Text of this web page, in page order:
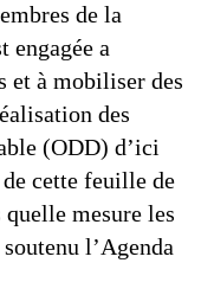
de la
engagée a
et à mobiliser des
des
(ODD) d’ici
cette feuille de
mesure les
l’Agenda